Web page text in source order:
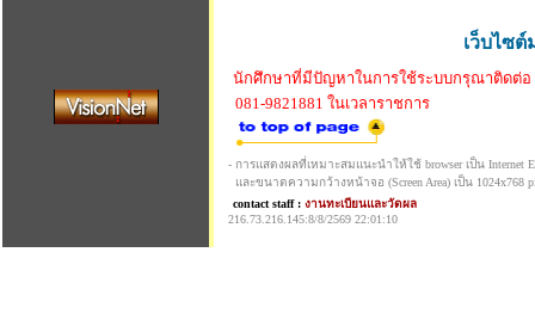
เว็บไซ
นักศึกษาที่มีปัญหาในการใช้ระบบกรุณาติดต่อ
081-9821881 ในเวลาราชการ
- การแสดงผลที่เหมาะสมแนะนำให้ใช้ browser เป็น Internet
และขนาดความกว้างหน้าจอ (Screen Area) เป็น 1024x768
contact staff : งานทะเบียนและวัดผล
216.73.216.145:8/8/2569 22:01:10